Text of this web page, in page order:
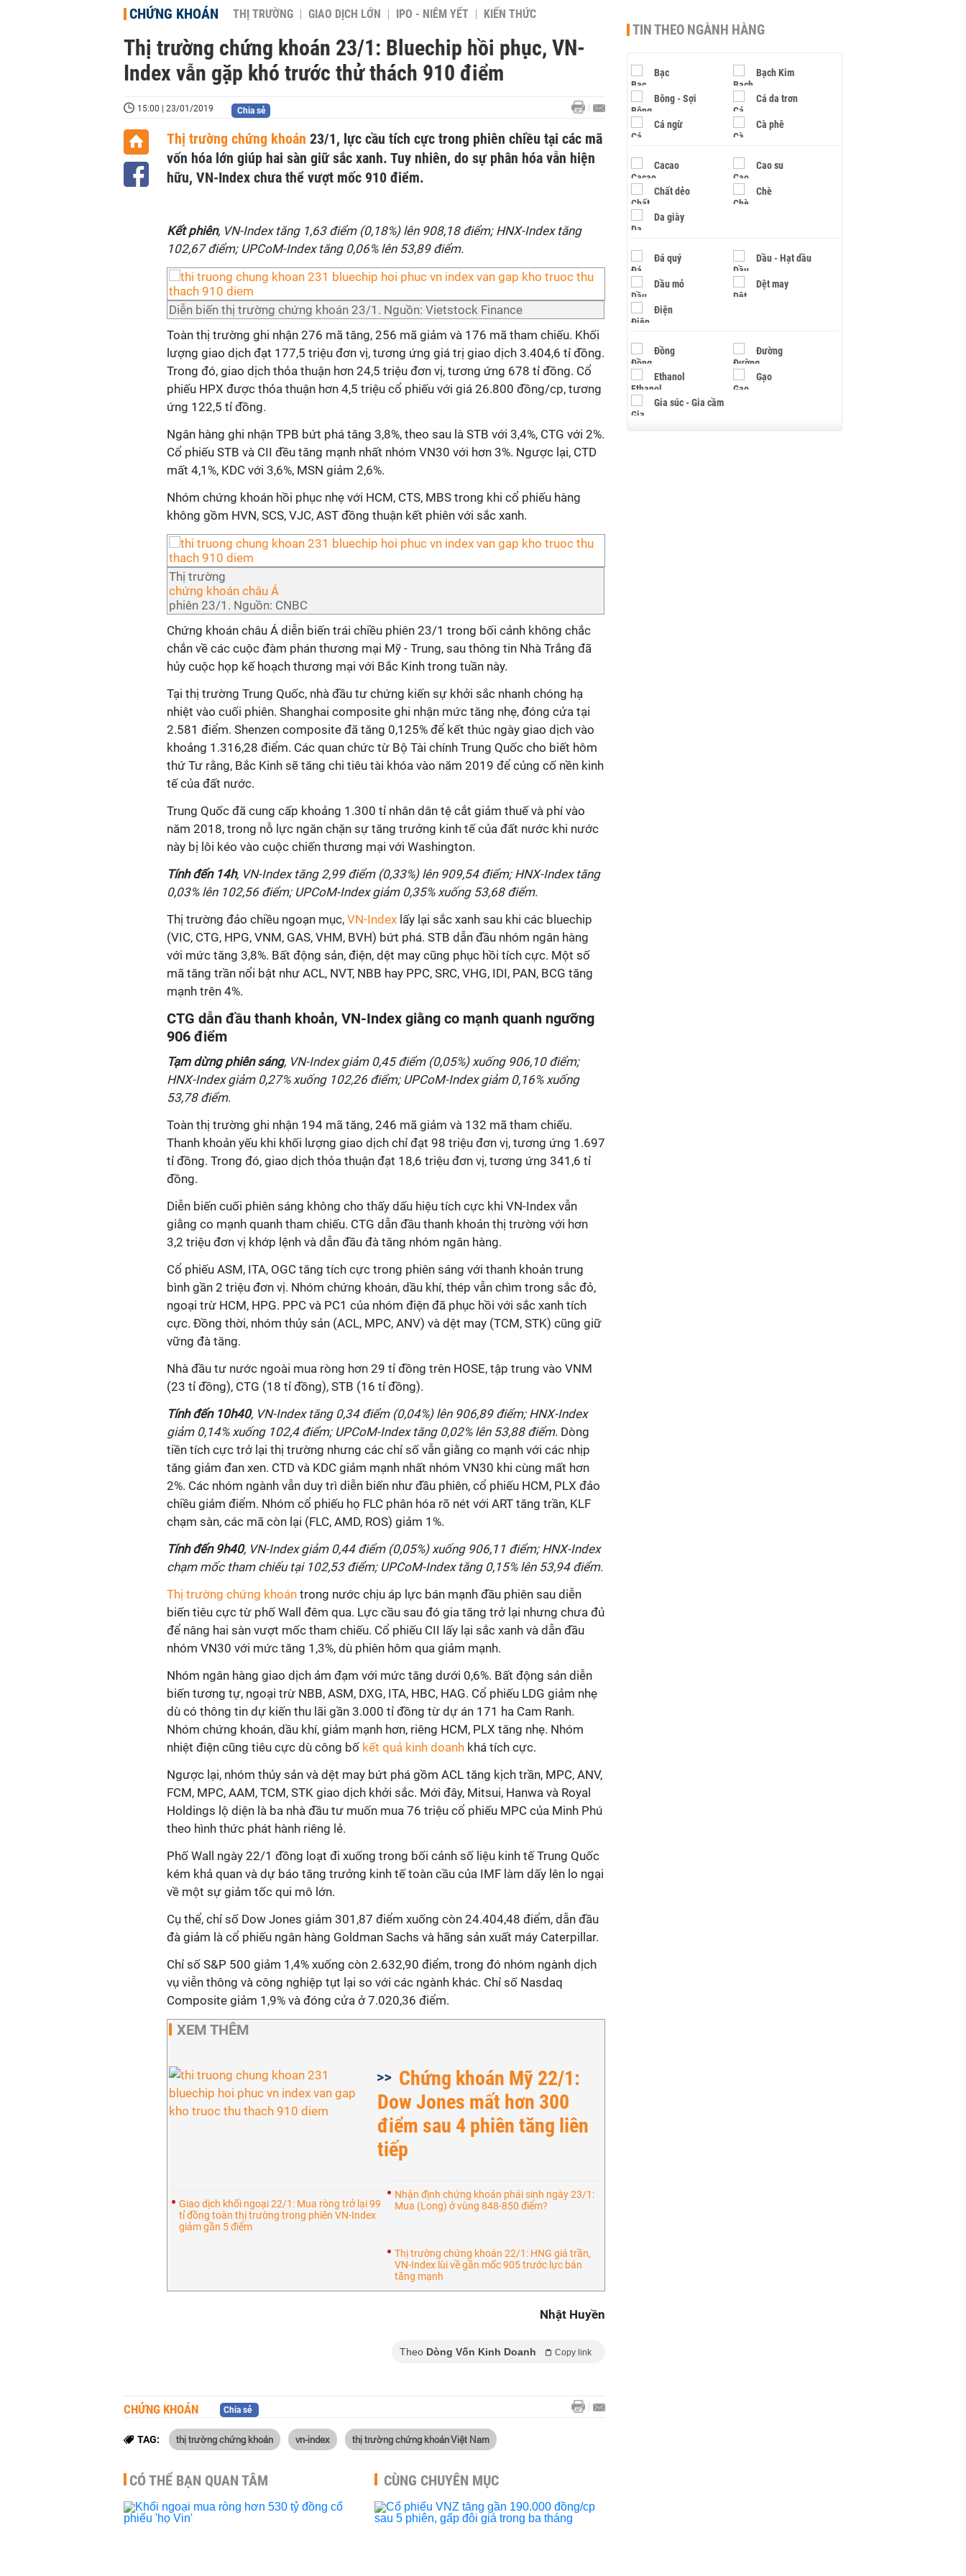
CHỨNG KHOÁN THỊ TRƯỜNG GIAO DỊCH LỚN IPO - NIÊM YẾT KIẾN THỨC
Thị trường chứng khoán 23/1: Bluechip hồi phục, VN-
Index vẫn gặp khó trước thử thách 910 điểm
15:00 | 23/01/2019 Chia sẻ
Thị trường chứng khoán 23/1, lực cầu tích cực trong phiên chiều tại các mã
vốn hóa lớn giúp hai sàn giữ sắc xanh. Tuy nhiên, do sự phân hóa vẫn hiện
hữu, VN-Index chưa thể vượt mốc 910 điểm.
Kết phiên, VN-Index tăng 1,63 điểm (0,18%) lên 908,18 điểm; HNX-Index tăng
102,67 điểm; UPCoM-Index tăng 0,06% lên 53,89 điểm.
Diễn biến thị trường chứng khoán 23/1. Nguồn: Vietstock Finance
Toàn thị trường ghi nhận 276 mã tăng, 256 mã giảm và 176 mã tham chiếu. Khối
lượng giao dịch đạt 177,5 triệu đơn vị, tương ứng giá trị giao dịch 3.404,6 tỉ đồng.
Trong đó, giao dịch thỏa thuận hơn 24,5 triệu đơn vị, tương ứng 678 tỉ đồng. Cổ
phiếu HPX được thỏa thuận hơn 4,5 triệu cổ phiếu với giá 26.800 đồng/cp, tương
ứng 122,5 tỉ đồng.
Ngân hàng ghi nhận TPB bứt phá tăng 3,8%, theo sau là STB với 3,4%, CTG với 2%.
Cổ phiếu STB và CII đều tăng mạnh nhất nhóm VN30 với hơn 3%. Ngược lại, CTD
mất 4,1%, KDC với 3,6%, MSN giảm 2,6%.
Nhóm chứng khoán hồi phục nhẹ với HCM, CTS, MBS trong khi cổ phiếu hàng
không gồm HVN, SCS, VJC, AST đồng thuận kết phiên với sắc xanh.
Thị trường
chứng khoán châu Á
phiên 23/1. Nguồn: CNBC
Chứng khoán châu Á diễn biến trái chiều phiên 23/1 trong bối cảnh không chắc
chắn về các cuộc đàm phán thương mại Mỹ - Trung, sau thông tin Nhà Trắng đã
hủy cuộc họp kế hoạch thương mại với Bắc Kinh trong tuần này.
Tại thị trường Trung Quốc, nhà đầu tư chứng kiến sự khởi sắc nhanh chóng hạ
nhiệt vào cuối phiên. Shanghai composite ghi nhận mức tăng nhẹ, đóng cửa tại
2.581 điểm. Shenzen composite đã tăng 0,125% để kết thúc ngày giao dịch vào
khoảng 1.316,28 điểm. Các quan chức từ Bộ Tài chính Trung Quốc cho biết hôm
thứ Tư rằng, Bắc Kinh sẽ tăng chi tiêu tài khóa vào năm 2019 để củng cố nền kinh
tế của đất nước.
Trung Quốc đã cung cấp khoảng 1.300 tỉ nhân dân tệ cắt giảm thuế và phí vào
năm 2018, trong nỗ lực ngăn chặn sự tăng trưởng kinh tế của đất nước khi nước
này bị lôi kéo vào cuộc chiến thương mại với Washington.
Tính đến 14h, VN-Index tăng 2,99 điểm (0,33%) lên 909,54 điểm; HNX-Index tăng
0,03% lên 102,56 điểm; UPCoM-Index giảm 0,35% xuống 53,68 điểm.
Thị trường đảo chiều ngoạn mục, VN-Index lấy lại sắc xanh sau khi các bluechip
(VIC, CTG, HPG, VNM, GAS, VHM, BVH) bứt phá. STB dẫn đầu nhóm ngân hàng
với mức tăng 3,8%. Bất động sản, điện, dệt may cũng phục hồi tích cực. Một số
mã tăng trần nổi bật như ACL, NVT, NBB hay PPC, SRC, VHG, IDI, PAN, BCG tăng
mạnh trên 4%.
CTG dẫn đầu thanh khoản, VN-Index giằng co mạnh quanh ngưỡng
906 điểm
Tạm dừng phiên sáng, VN-Index giảm 0,45 điểm (0,05%) xuống 906,10 điểm;
HNX-Index giảm 0,27% xuống 102,26 điểm; UPCoM-Index giảm 0,16% xuống
53,78 điểm.
Toàn thị trường ghi nhận 194 mã tăng, 246 mã giảm và 132 mã tham chiếu.
Thanh khoản yếu khi khối lượng giao dịch chỉ đạt 98 triệu đơn vị, tương ứng 1.697
tỉ đồng. Trong đó, giao dịch thỏa thuận đạt 18,6 triệu đơn vị, tương ứng 341,6 tỉ
đồng.
Diễn biến cuối phiên sáng không cho thấy dấu hiệu tích cực khi VN-Index vẫn
giằng co mạnh quanh tham chiếu. CTG dẫn đầu thanh khoản thị trường với hơn
3,2 triệu đơn vị khớp lệnh và dẫn đầu đà tăng nhóm ngân hàng.
Cổ phiếu ASM, ITA, OGC tăng tích cực trong phiên sáng với thanh khoản trung
bình gần 2 triệu đơn vị. Nhóm chứng khoán, dầu khí, thép vẫn chìm trong sắc đỏ,
ngoại trừ HCM, HPG. PPC và PC1 của nhóm điện đã phục hồi với sắc xanh tích
cực. Đồng thời, nhóm thủy sản (ACL, MPC, ANV) và dệt may (TCM, STK) cũng giữ
vững đà tăng.
Nhà đầu tư nước ngoài mua ròng hơn 29 tỉ đồng trên HOSE, tập trung vào VNM
(23 tỉ đồng), CTG (18 tỉ đồng), STB (16 tỉ đồng).
Tính đến 10h40, VN-Index tăng 0,34 điểm (0,04%) lên 906,89 điểm; HNX-Index
giảm 0,14% xuống 102,4 điểm; UPCoM-Index tăng 0,02% lên 53,88 điểm. Dòng
tiền tích cực trở lại thị trường nhưng các chỉ số vẫn giằng co mạnh với các nhịp
tăng giảm đan xen. CTD và KDC giảm mạnh nhất nhóm VN30 khi cùng mất hơn
2%. Các nhóm ngành vẫn duy trì diễn biến như đầu phiên, cổ phiếu HCM, PLX đảo
chiều giảm điểm. Nhóm cổ phiếu họ FLC phân hóa rõ nét với ART tăng trần, KLF
chạm sàn, các mã còn lại (FLC, AMD, ROS) giảm 1%.
Tính đến 9h40, VN-Index giảm 0,44 điểm (0,05%) xuống 906,11 điểm; HNX-Index
chạm mốc tham chiếu tại 102,53 điểm; UPCoM-Index tăng 0,15% lên 53,94 điểm.
Thị trường chứng khoán trong nước chịu áp lực bán mạnh đầu phiên sau diễn
biến tiêu cực từ phố Wall đêm qua. Lực cầu sau đó gia tăng trở lại nhưng chưa đủ
để nâng hai sàn vượt mốc tham chiếu. Cổ phiếu CII lấy lại sắc xanh và dẫn đầu
nhóm VN30 với mức tăng 1,3%, dù phiên hôm qua giảm mạnh.
Nhóm ngân hàng giao dịch ảm đạm với mức tăng dưới 0,6%. Bất động sản diễn
biến tương tự, ngoại trừ NBB, ASM, DXG, ITA, HBC, HAG. Cổ phiếu LDG giảm nhẹ
dù có thông tin dự kiến thu lãi gần 3.000 tỉ đồng từ dự án 171 ha Cam Ranh.
Nhóm chứng khoán, dầu khí, giảm mạnh hơn, riêng HCM, PLX tăng nhẹ. Nhóm
nhiệt điện cũng tiêu cực dù công bố kết quả kinh doanh khá tích cực.
Ngược lại, nhóm thủy sản và dệt may bứt phá gồm ACL tăng kịch trần, MPC, ANV,
FCM, MPC, AAM, TCM, STK giao dịch khởi sắc. Mới đây, Mitsui, Hanwa và Royal
Holdings lộ diện là ba nhà đầu tư muốn mua 76 triệu cổ phiếu MPC của Minh Phú
theo hình thức phát hành riêng lẻ.
Phố Wall ngày 22/1 đồng loạt đi xuống trong bối cảnh số liệu kinh tế Trung Quốc
kém khả quan và dự báo tăng trưởng kinh tế toàn cầu của IMF làm dấy lên lo ngại
về một sự giảm tốc qui mô lớn.
Cụ thể, chỉ số Dow Jones giảm 301,87 điểm xuống còn 24.404,48 điểm, dẫn đầu
đà giảm là cổ phiếu ngân hàng Goldman Sachs và hãng sản xuất máy Caterpillar.
Chỉ số S&P 500 giảm 1,4% xuống còn 2.632,90 điểm, trong đó nhóm ngành dịch
vụ viễn thông và công nghiệp tụt lại so với các ngành khác. Chỉ số Nasdaq
Composite giảm 1,9% và đóng cửa ở 7.020,36 điểm.
XEM THÊM
Chứng khoán Mỹ 22/1:
Dow Jones mất hơn 300
điểm sau 4 phiên tăng liên
tiếp
Nhận định chứng khoán phái sinh ngày 23/1:
Mua (Long) ở vùng 848-850 điểm?
Giao dịch khối ngoại 22/1: Mua ròng trở lại 99
tỉ đồng toàn thị trường trong phiên VN-Index
giảm gần 5 điểm
Thị trường chứng khoán 22/1: HNG giá trần,
VN-Index lùi về gần mốc 905 trước lực bán
tăng mạnh
Nhật Huyền
Theo Dòng Vốn Kinh Doanh Copy link
CHỨNG KHOÁN Chia sẻ
TAG: thị trường chứng khoán vn-index thị trường chứng khoán Việt Nam
CÓ THỂ BẠN QUAN TÂM CÙNG CHUYÊN MỤC
TIN THEO NGÀNH HÀNG
Bạc Bạch Kim
Bông - Sợi Cá da trơn
Cá ngừ Cà phê
Cacao Cao su
Chất dẻo Chè
Da giày
Đá quý Dầu - Hạt dầu
Dầu mỏ Dệt may
Điện
Đồng Đường
Ethanol Gạo
Gia súc - Gia cầm